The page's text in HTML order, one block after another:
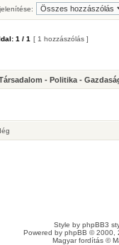
1 / 1 [ 1 hozzászólás ]
- Politika -
Style by phpBB3
Powered by phpBB © 2000,
Magyar fordítás ©